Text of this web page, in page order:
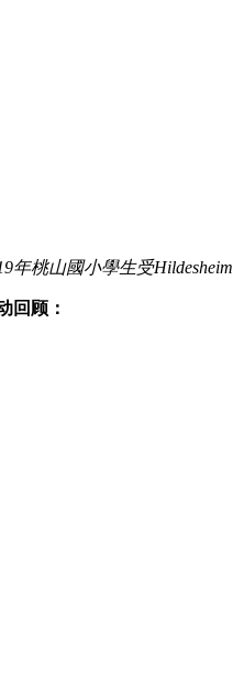
年桃山國小學生受Hildesheim
回顾：